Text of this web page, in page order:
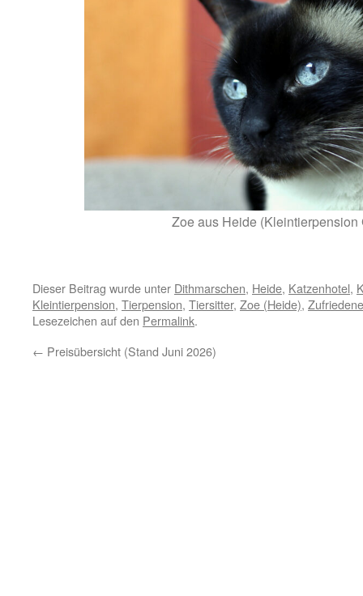
Zoe aus Heide (Kleintierpension
Dieser Beitrag wurde unter Dithmarschen, Heide, Katzenhotel,
Kleintierpension, Tierpension, Tiersitter, Zoe (Heide),
Lesezeichen auf den Permalink.
← Preisübersicht (Stand Juni 2026)